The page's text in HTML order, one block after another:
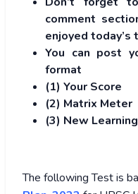
comment
enjoyed today’s
You can post
format
(1) Your Score
(2) Matrix Meter
(3) New
The following Test is